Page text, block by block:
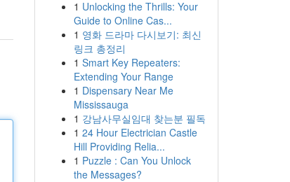
1 Unlocking the Thrills: Your
Guide to Online Cas...
1 영화 드라마 다시보기: 최신
링크 총정리
1 Smart Key Repeaters:
Extending Your Range
1 Dispensary Near Me
Mississauga
1 강남사무실임대 찾는분 필독
1 24 Hour Electrician Castle
Hill Providing Relia...
1 Puzzle : Can You Unlock
the Messages?